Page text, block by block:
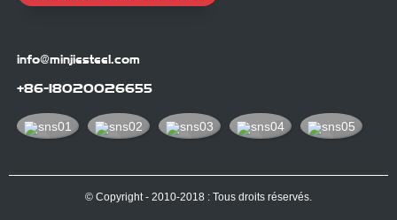
info@minjiesteel.com
+86-18020026655
© Copyright - 2010-2018 : Tous droits réservés.